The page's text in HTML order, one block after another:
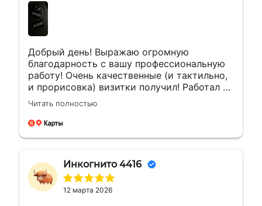
Добрый день! Выражаю огромную
благодарность с вашу профессиональную
работу! Очень качественные (и тактильно,
и прорисовка) визитки получил! Работал с
менеджером Еленой. Ей отдельная
благодарность за мгновенные ответы и
полное сопровождение заказа!
Читать полностью
Инкогнито 4416
12 марта 2026